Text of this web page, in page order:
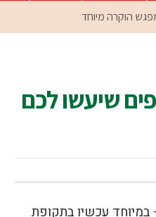
כאשר מאמצים חתול חדש? 7 טיפים שיעשו לכם
עכשיו בתקופת